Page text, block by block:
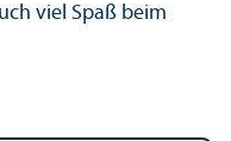
viel Spaß beim